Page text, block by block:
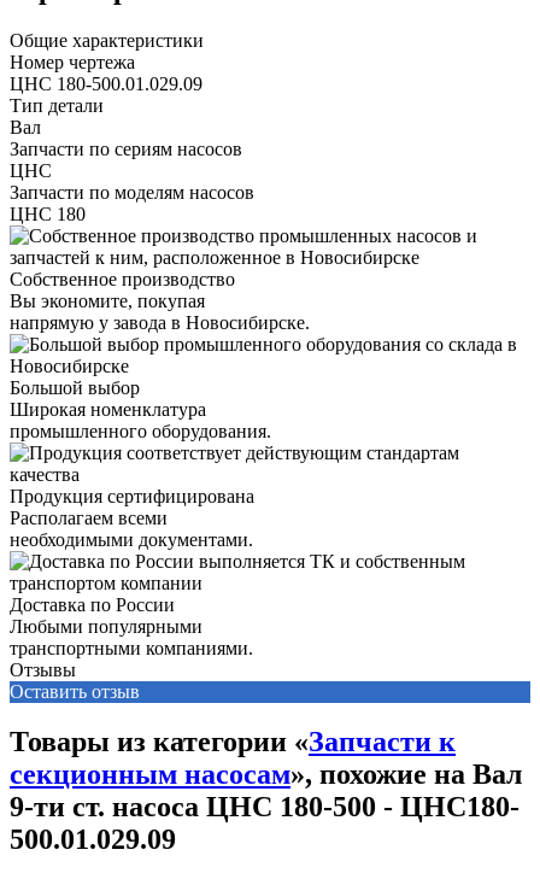
Общие характеристики
Номер чертежа
ЦНС 180-500.01.029.09
Тип детали
Вал
Запчасти по сериям насосов
ЦНС
Запчасти по моделям насосов
ЦНС 180
Собственное производство
Вы экономите, покупая
напрямую у завода в Новосибирске.
Большой выбор
Широкая номенклатура
промышленного оборудования.
Продукция сертифицирована
Располагаем всеми
необходимыми документами.
Доставка по России
Любыми популярными
транспортными компаниями.
Отзывы
Оставить отзыв
Товары из категории «Запчасти к
секционным насосам», похожие на Вал
9-ти ст. насоса ЦНС 180-500 - ЦНС180-
500.01.029.09